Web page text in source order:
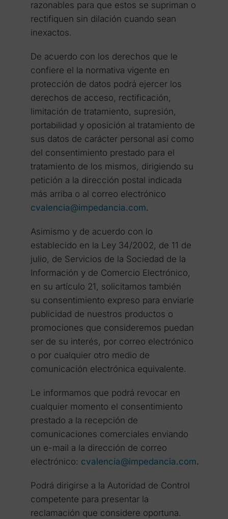
razonables para que estos se supriman o
rectifiquen sin dilación cuando sean
inexactos.
De acuerdo con los derechos que le
confiere el la normativa vigente en
protección de datos podrá ejercer los
derechos de acceso, rectificación,
limitación de tratamiento, supresión,
portabilidad y oposición al tratamiento de
sus datos de carácter personal así como
del consentimiento prestado para el
tratamiento de los mismos, dirigiendo su
petición a la dirección postal indicada
más arriba o al correo electrónico
cvalencia@impedancia.com.
Asimismo y de acuerdo con lo
establecido en la Ley 34/2002, de 11 de
julio, de Servicios de la Sociedad de la
Información y de Comercio Electrónico,
en su artículo 21, solicitamos también
su consentimiento expreso para enviarle
publicidad de nuestros productos o
promociones que consideremos puedan
ser de su interés, por correo electrónico
o por cualquier otro medio de
comunicación electrónica equivalente.
Le informamos que podrá revocar en
cualquier momento el consentimiento
prestado a la recepción de
comunicaciones comerciales enviando
un e-mail a la dirección de correo
electrónico: cvalencia@impedancia.com.
Podrá dirigirse a la Autoridad de Control
competente para presentar la
reclamación que considere oportuna.